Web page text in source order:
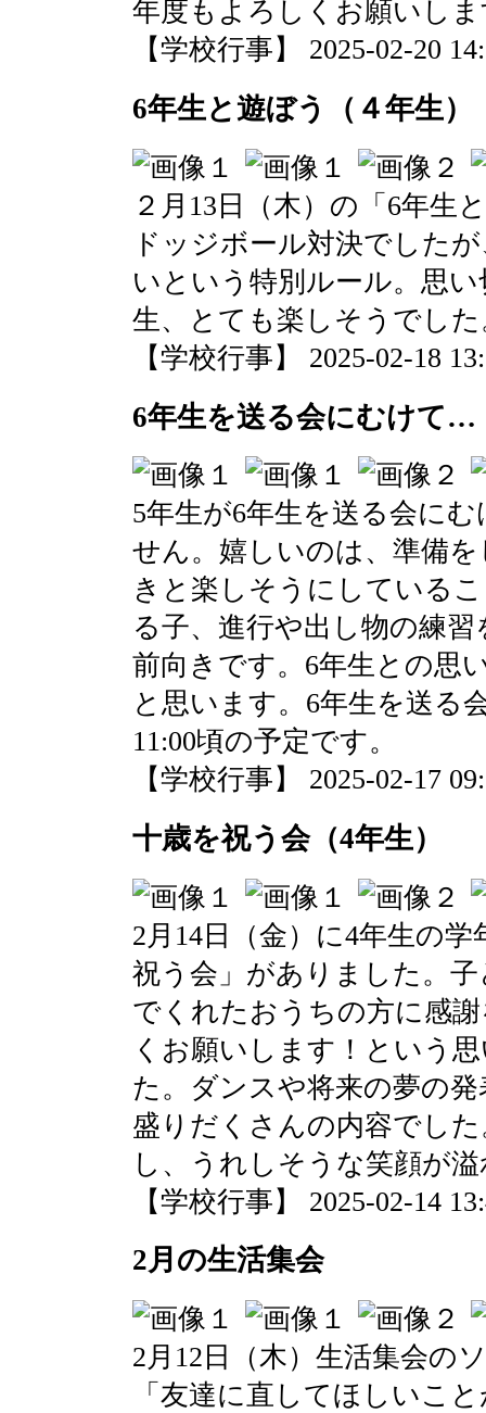
年度もよろしくお願いし
【学校行事】 2025-02-20
6年生と遊ぼう（４年生）
２月13日（木）の「6年生
ドッジボール対決でした
いという特別ルール。思
生、とても楽しそうでした
【学校行事】 2025-02-18
6年生を送る会にむけて…
5年生が6年生を送る会に
せん。嬉しいのは、準備
きと楽しそうにしている
る子、進行や出し物の練
前向きです。6年生との思
と思います。6年生を送る
11:00頃の予定です。
【学校行事】 2025-02-17
十歳を祝う会（4年生）
2月14日（金）に4年生の
祝う会」がありました。
でくれたおうちの方に感
くお願いします！という
た。ダンスや将来の夢の
盛りだくさんの内容でし
し、うれしそうな笑顔が
【学校行事】 2025-02-14
2月の生活集会
2月12日（木）生活集会の
「友達に直してほしいこ